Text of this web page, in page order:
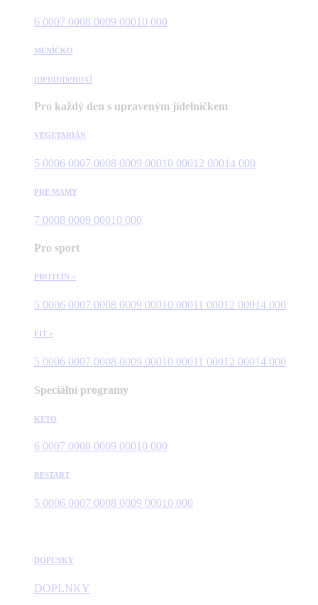
6 0007 0008 0009 00010 000
MENÍČKO
menumenuxl
Pro každý den s upraveným jídelníčkem
VEGETARIÁN
5 0006 0007 0008 0009 00010 00012 00014 000
PRE MAMY
7 0008 0009 00010 000
Pro sport
PROTEÍN +
5 0006 0007 0008 0009 00010 00011 00012 00014 000
FIT +
5 0006 0007 0008 0009 00010 00011 00012 00014 000
Speciální programy
KETO
6 0007 0008 0009 00010 000
RESTART
5 0006 0007 0008 0009 00010 000
DOPLNKY
DOPLNKY